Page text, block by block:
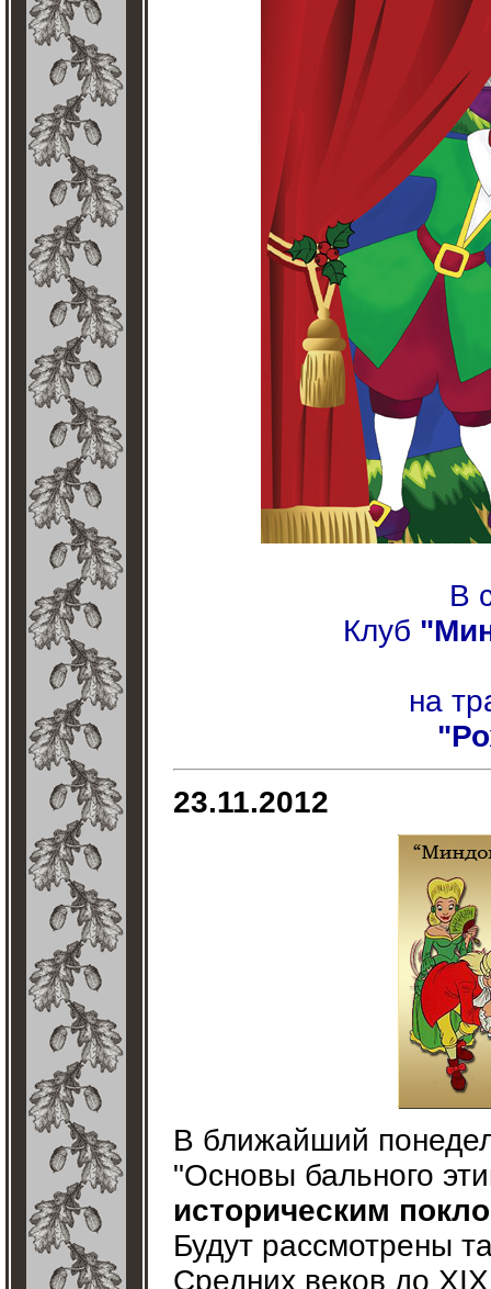
В
Клуб
на
23.11.2012
В ближайший
"Основы бального
историческим
Будут рассмотрены
Средних веков до